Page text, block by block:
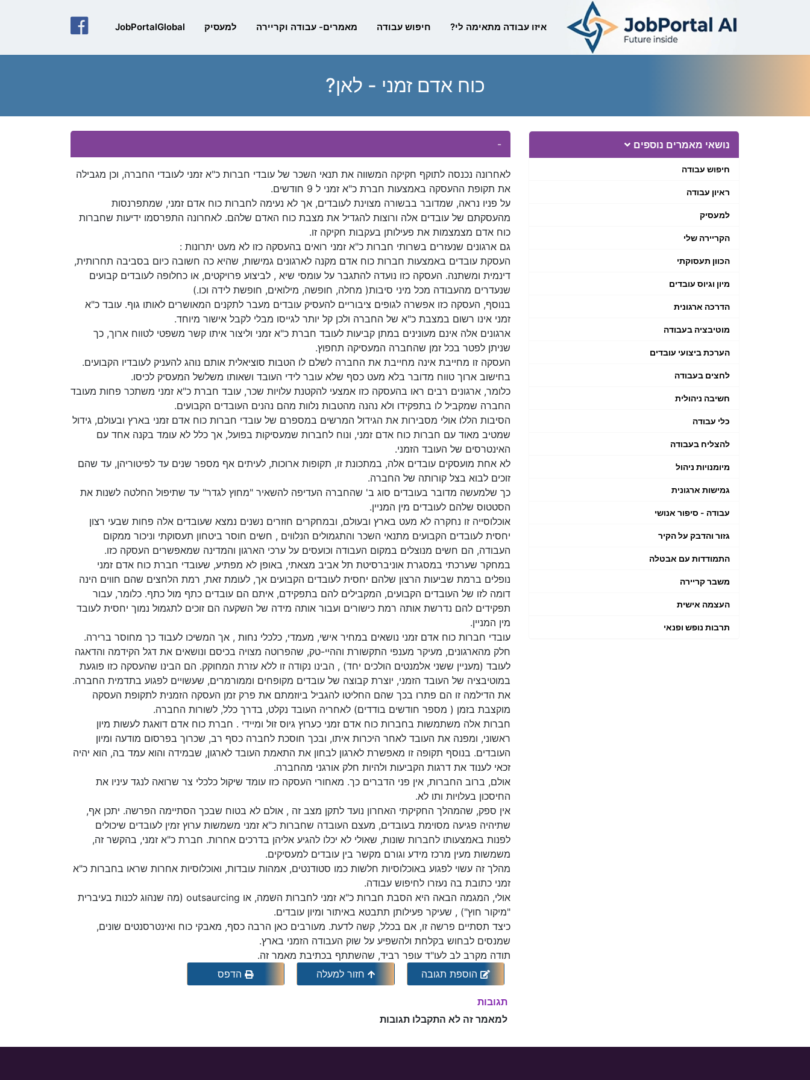
איזו עבודה מתאימה לי? חיפוש עבודה מאמרים- עבודה וקריירה למעסיק JobPortalGlobal
כוח אדם זמני - לאן?
Essay Body
נושאי מאמרים נוספים
חיפוש עבודה
ראיון עבודה
למעסיק
הקריירה שלי
הכוון תעסוקתי
מיון וגיוס עובדים
הדרכה ארגונית
מוטיבציה בעבודה
הערכת ביצועי עובדים
לחצים בעבודה
חשיבה ניהולית
כלי עבודה
להצליח בעבודה
מיומנויות ניהול
גמישות ארגונית
עבודה - סיפור אנושי
גזור והדבק על הקיר
התמודדות עם אבטלה
משבר קריירה
העצמה אישית
תרבות נופש ופנאי
-
לאחרונה נכנסה לתוקף חקיקה המשווה את תנאי השכר של עובדי חברות כ"א זמני לעובדי החברה, וכן מגבילה
את תקופת ההעסקה באמצעות חברת כ"א זמני ל 9 חודשים.
על פניו נראה, שמדובר בבשורה מצוינת לעובדים, אך לא נעימה לחברות כוח אדם זמני, שמתפרנסות
מהעסקתם של עובדים אלה ורוצות להגדיל את מצבת כוח האדם שלהם. לאחרונה התפרסמו ידיעות שחברות
כוח אדם מצמצמות את פעילותן בעקבות חקיקה זו.
גם ארגונים שנעזרים בשרותי חברות כ"א זמני רואים בהעסקה כזו לא מעט יתרונות :
העסקת עובדים באמצעות חברות כוח אדם מקנה לארגונים גמישות, שהיא כה חשובה כיום בסביבה תחרותית,
דינמית ומשתנה. העסקה כזו נועדה להתגבר על עומסי שיא , לביצוע פרויקטים, או כחלופה לעובדים קבועים
שנעדרים מהעבודה מכל מיני סיבות( מחלה, חופשה, מילואים, חופשת לידה וכו.)
בנוסף, העסקה כזו אפשרה לגופים ציבוריים להעסיק עובדים מעבר לתקנים המאושרים לאותו גוף. עובד כ"א
זמני אינו רשום במצבת כ"א של החברה ולכן קל יותר לגייסו מבלי לקבל אישור מיוחד.
ארגונים אלה אינם מעונינים במתן קביעות לעובד חברת כ"א זמני וליצור איתו קשר משפטי לטווח ארוך, כך
שניתן לפטר בכל זמן שהחברה המעסיקה תחפוץ.
העסקה זו מחייבת אינה מחייבת את החברה לשלם לו הטבות סוציאלית אותם נוהג להעניק לעובדיו הקבועים.
בחישוב ארוך טווח מדובר בלא מעט כסף שלא עובר לידי העובד ושאותו משלשל המעסיק לכיסו.
כלומר, ארגונים רבים ראו בהעסקה כזו אמצעי להקטנת עלויות שכר, עובד חברת כ"א זמני משתכר פחות מעובד
החברה שמקביל לו בתפקידו ולא נהנה מהטבות נלוות מהם נהנים העובדים הקבועים.
הסיבות הללו אולי מסבירות את הגידול המרשים במספרם של עובדי חברות כוח אדם זמני בארץ ובעולם, גידול
שמטיב מאוד עם חברות כוח אדם זמני, ונוח לחברות שמעסיקות בפועל, אך כלל לא עומד בקנה אחד עם
האינטרסים של העובד הזמני.
לא אחת מועסקים עובדים אלה, במתכונת זו, תקופות ארוכות, לעיתים אף מספר שנים עד לפיטוריהן, עד שהם
זוכים לבוא בצל קורותה של החברה.
כך שלמעשה מדובר בעובדים סוג ב' שהחברה העדיפה להשאיר "מחוץ לגדר" עד שתיפול החלטה לשנות את
הסטטוס שלהם לעובדים מין המניין.
אוכלוסייה זו נחקרה לא מעט בארץ ובעולם, ובמחקרים חוזרים נשנים נמצא שעובדים אלה פחות שבעי רצון
יחסית לעובדים הקבועים מתנאי השכר והתגמולים הנלווים , חשים חוסר ביטחון תעסוקתי וניכור ממקום
העבודה, הם חשים מנוצלים במקום העבודה וכועסים על ערכי הארגון והמדינה שמאפשרים העסקה כזו.
במחקר שערכתי במסגרת אוניברסיטת תל אביב מצאתי, באופן לא מפתיע, שעובדי חברת כוח אדם זמני
נופלים ברמת שביעות הרצון שלהם יחסית לעובדים הקבועים אך, לעומת זאת, רמת הלחצים שהם חווים הינה
דומה לזו של העובדים הקבועים, המקבילים להם בתפקידם, איתם הם עובדים כתף מול כתף. כלומר, עבור
תפקידים להם נדרשת אותה רמת כישורים ועבור אותה מידה של השקעה הם זוכים לתגמול נמוך יחסית לעובד
מין המניין.
עובדי חברות כוח אדם זמני נושאים במחיר אישי, מעמדי, כלכלי נחות , אך המשיכו לעבוד כך מחוסר ברירה.
חלק מהארגונים, מעיקר מענפי התקשורת וההיי-טק, שהפרוטה מצויה בכיסם ונושאים את דגל הקידמה והדאגה
לעובד (מעניין ששני אלמנטים הולכים יחד) , הבינו נקודה זו ללא עזרת המחוקק. הם הבינו שהעסקה כזו פוגעת
במוטיבציה של העובד הזמני, יוצרת קבוצה של עובדים מקופחים וממורמרים, שעשויים לפגוע בתדמית החברה.
את הדילמה זו הם פתרו בכך שהם החליטו להגביל ביוזמתם את פרק זמן העסקה הזמנית לתקופת העסקה
מוקצבת בזמן ( מספר חודשים בודדים) לאחריה העובד נקלט, בדרך כלל, לשורות החברה.
חברות אלה משתמשות בחברות כוח אדם זמני כערוץ גיוס זול ומיידי . חברת כוח אדם דואגת לעשות מיון
ראשוני, ומפנה את העובד לאחר היכרות איתו, ובכך חוסכת לחברה כסף רב, שכרוך בפרסום מודעה ומיון
העובדים. בנוסף תקופה זו מאפשרת לארגון לבחון את התאמת העובד לארגון, שבמידה והוא עמד בה, הוא יהיה
זכאי לענוד את דרגות הקביעות ולהיות חלק אורגני מהחברה.
אולם, ברוב החברות, אין פני הדברים כך. מאחורי העסקה כזו עומד שיקול כלכלי צר שרואה לנגד עיניו את
החיסכון בעלויות ותו לא.
אין ספק, שהמהלך החקיקתי האחרון נועד לתקן מצב זה , אולם לא בטוח שבכך הסתיימה הפרשה. יתכן אף,
שתיהיה פגיעה מסוימת בעובדים, מעצם העובדה שחברות כ"א זמני משמשות ערוץ זמין לעובדים שיכולים
לפנות באמצעותו לחברות שונות, שאולי לא יכלו להגיע אליהן בדרכים אחרות. חברת כ"א זמני, בהקשר זה,
משמשות מעין מרכז מידע וגורם מקשר בין עובדים למעסיקים.
מהלך זה עשוי לפגוע באוכלוסיות חלשות כמו סטודנטים, אמהות עובדות, ואוכלוסיות אחרות שראו בחברות כ"א
זמני כתובת בה נעזרו לחיפוש עבודה.
אולי, המגמה הבאה היא הסבת חברות כ"א זמני לחברות השמה, או outsaurcing (מה שנהוג לכנות בעיברית
"מיקור חוץ") , שעיקר פעילותן תתבטא באיתור ומיון עובדים.
כיצד תסתיים פרשה זו, אם בכלל, קשה לדעת. מעורבים כאן הרבה כסף, מאבקי כוח ואינטרסנטים שונים,
שמנסים לבחוש בקלחת ולהשפיע על שוק העבודה הזמני בארץ.
תודה מקרב לב לעו"ד עופר רביד, שהשתתף בכתיבת מאמר זה.
הוספת תגובה
חזור למעלה הדפס
תגובות
למאמר זה לא התקבלו תגובות